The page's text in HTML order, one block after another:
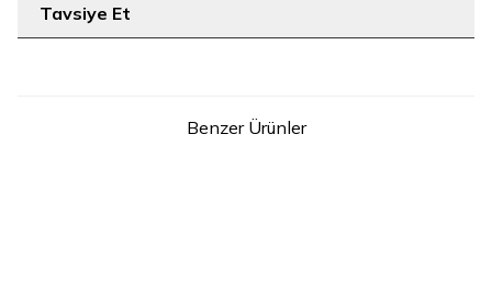
Tavsiye Et
Benzer Ürünler
9